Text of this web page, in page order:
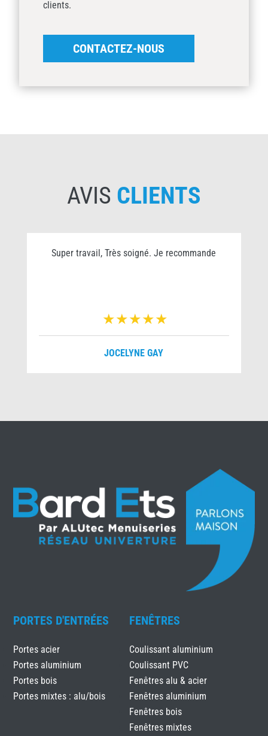
clients.
CONTACTEZ-NOUS
AVIS CLIENTS
Super travail, Très soigné. Je recommande
JOCELYNE GAY
PORTES D'ENTRÉES
Portes acier
Portes aluminium
Portes bois
Portes mixtes : alu/bois
FENÊTRES
Coulissant aluminium
Coulissant PVC
Fenêtres alu & acier
Fenêtres aluminium
Fenêtres bois
Fenêtres mixtes